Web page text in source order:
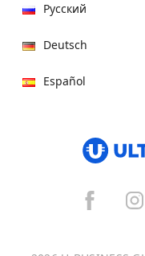
Русский
Deutsch
Español